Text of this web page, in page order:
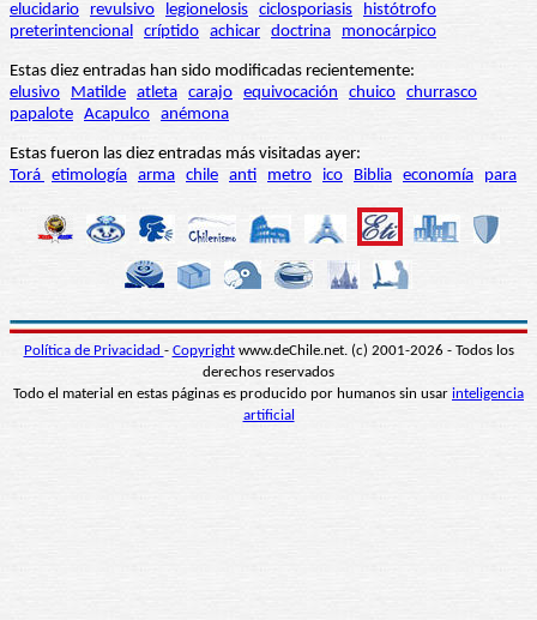
elucidario
revulsivo legionelosis ciclosporiasis
histótrofo
preterintencional críptido achicar doctrina monocárpico
Estas diez entradas han sido modificadas recientemente:
elusivo
Matilde atleta carajo equivocación chuico churrasco
papalote Acapulco anémona
Estas fueron las diez entradas más visitadas ayer:
Torá etimología arma chile anti metro ico Biblia economía para
Política de Privacidad - Copyrightwww.deChile.net. (c) 2001-2026 - Todos los
derechos reservados
Todo el material en estas páginas es producido por humanos sin usar inteligencia
artificial